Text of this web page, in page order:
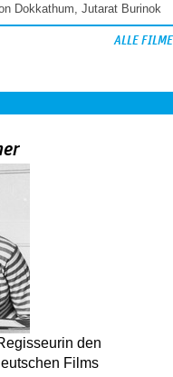
Dokkathum Jutarat Burinok
ALLE FILME
den
Films